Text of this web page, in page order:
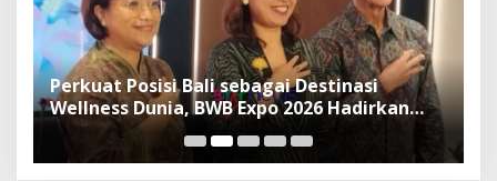
Perkuat Posisi Bali sebagai Destinasi
Wellness Dunia, BWB Expo 2026 Hadirkan
Exhibitor Nasional dan Global